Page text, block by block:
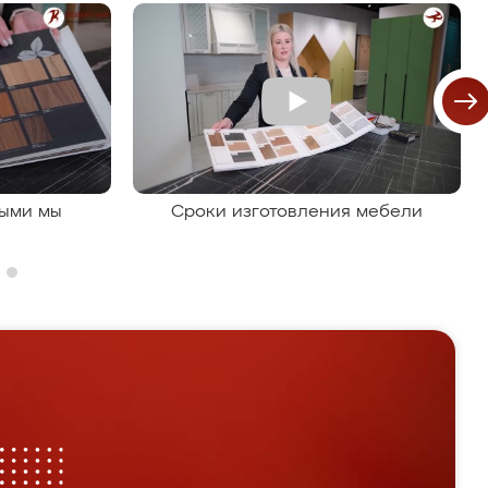
мы Сроки изготовления мебели